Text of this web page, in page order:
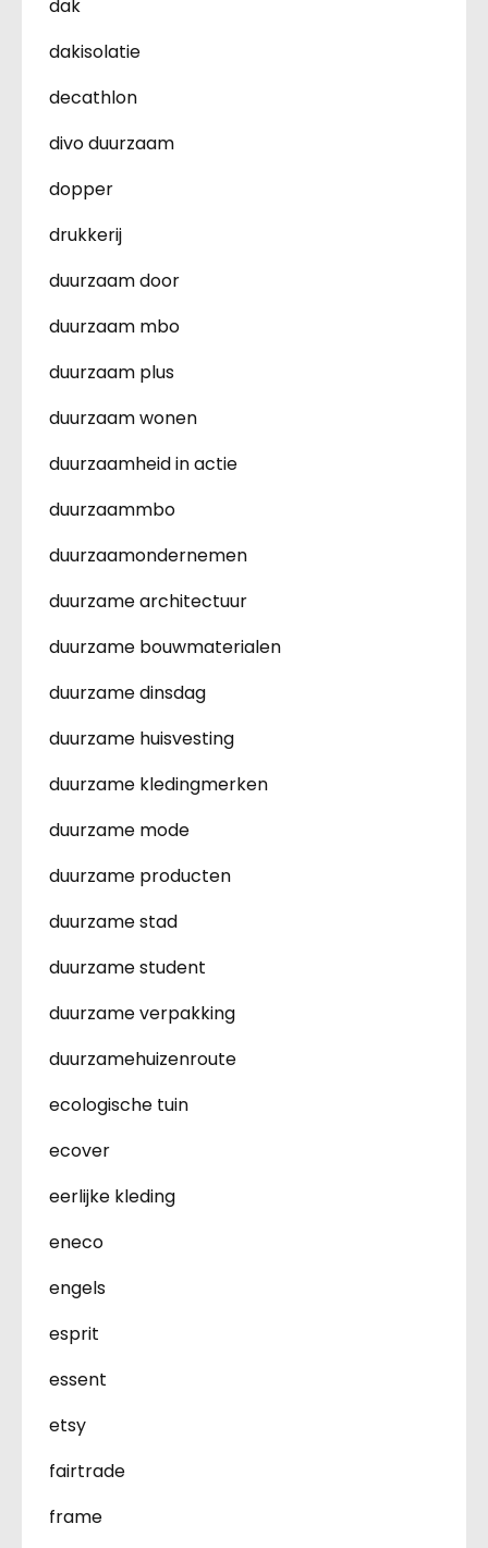
dak
dakisolatie
decathlon
divo duurzaam
dopper
drukkerij
duurzaam door
duurzaam mbo
duurzaam plus
duurzaam wonen
duurzaamheid in actie
duurzaammbo
duurzaamondernemen
duurzame architectuur
duurzame bouwmaterialen
duurzame dinsdag
duurzame huisvesting
duurzame kledingmerken
duurzame mode
duurzame producten
duurzame stad
duurzame student
duurzame verpakking
duurzamehuizenroute
ecologische tuin
ecover
eerlijke kleding
eneco
engels
esprit
essent
etsy
fairtrade
frame